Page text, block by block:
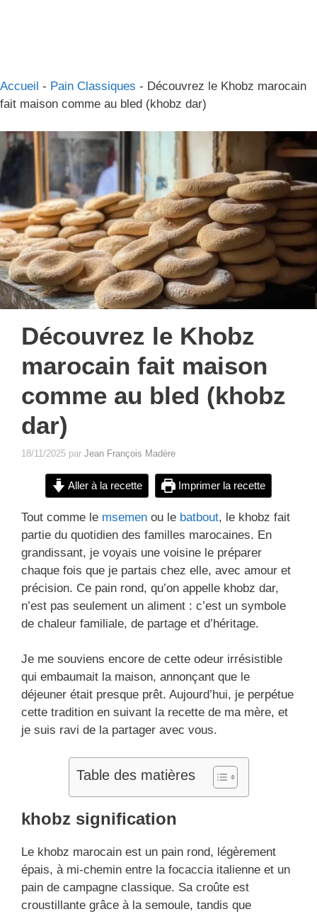
Accueil - Pain Classiques - Découvrez le Khobz marocain
fait maison comme au bled (khobz dar)
Découvrez le Khobz
marocain fait maison
comme au bled (khobz
dar)
18/11/2025 par Jean François Madère
Aller à la recette Imprimer la recette
Tout comme le msemen ou le batbout, le khobz fait
partie du quotidien des familles marocaines. En
grandissant, je voyais une voisine le préparer
chaque fois que je partais chez elle, avec amour et
précision. Ce pain rond, qu’on appelle khobz dar,
n’est pas seulement un aliment : c’est un symbole
de chaleur familiale, de partage et d’héritage.
Je me souviens encore de cette odeur irrésistible
qui embaumait la maison, annonçant que le
déjeuner était presque prêt. Aujourd’hui, je perpétue
cette tradition en suivant la recette de ma mère, et
je suis ravi de la partager avec vous.
Table des matières
khobz signification
Le khobz marocain est un pain rond, légèrement
épais, à mi-chemin entre la focaccia italienne et un
pain de campagne classique. Sa croûte est
croustillante grâce à la semoule, tandis que